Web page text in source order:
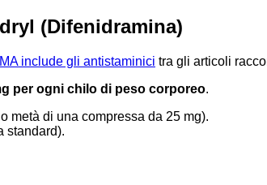
(Difenidramina)
include gli antistaminici tra gli articoli
per ogni chilo di peso corporeo.
metà di una compressa da 25 mg).
standard).